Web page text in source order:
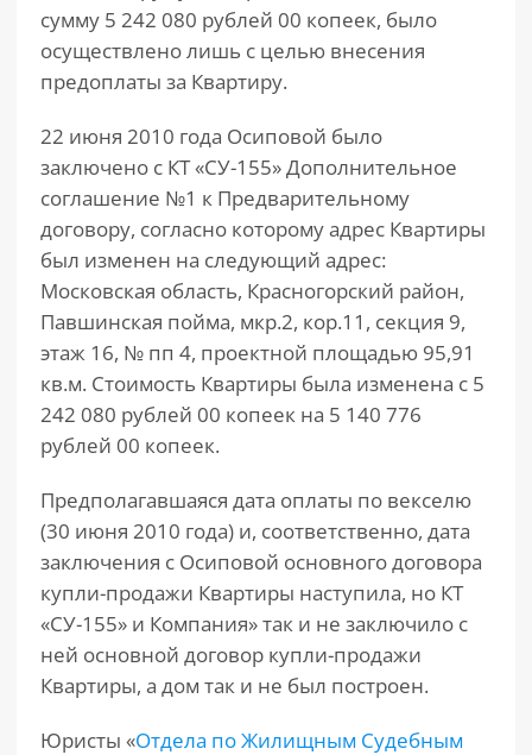
сумму 5 242 080 рублей 00 копеек, было
осуществлено лишь с целью внесения
предоплаты за Квартиру.
22 июня 2010 года Осиповой было
заключено с КТ «СУ-155» Дополнительное
соглашение №1 к Предварительному
договору, согласно которому адрес Квартиры
был изменен на следующий адрес:
Московская область, Красногорский район,
Павшинская пойма, мкр.2, кор.11, секция 9,
этаж 16, № пп 4, проектной площадью 95,91
кв.м. Стоимость Квартиры была изменена с 5
242 080 рублей 00 копеек на 5 140 776
рублей 00 копеек.
Предполагавшаяся дата оплаты по векселю
(30 июня 2010 года) и, соответственно, дата
заключения с Осиповой основного договора
купли-продажи Квартиры наступила, но КТ
«СУ-155» и Компания» так и не заключило с
ней основной договор купли-продажи
Квартиры, а дом так и не был построен.
Юристы «Отдела по Жилищным Судебным